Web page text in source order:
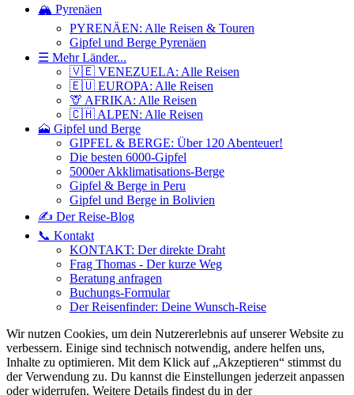
🏔️ Pyrenäen
PYRENÄEN: Alle Reisen & Touren
Gipfel und Berge Pyrenäen
☰ Mehr Länder...
🇻🇪 VENEZUELA: Alle Reisen
🇪🇺 EUROPA: Alle Reisen
🦒 AFRIKA: Alle Reisen
🇨🇭 ALPEN: Alle Reisen
🗻 Gipfel und Berge
GIPFEL & BERGE: Über 120 Abenteuer!
Die besten 6000-Gipfel
5000er Akklimatisations-Berge
Gipfel & Berge in Peru
Gipfel und Berge in Bolivien
✍️ Der Reise-Blog
📞 Kontakt
KONTAKT: Der direkte Draht
Frag Thomas - Der kurze Weg
Beratung anfragen
Buchungs-Formular
Der Reisenfinder: Deine Wunsch-Reise
Wir nutzen Cookies, um dein Nutzererlebnis auf unserer Website zu
verbessern. Einige sind technisch notwendig, andere helfen uns,
Inhalte zu optimieren. Mit dem Klick auf „Akzeptieren“ stimmst du
der Verwendung zu. Du kannst die Einstellungen jederzeit anpassen
oder widerrufen. Weitere Details findest du in der